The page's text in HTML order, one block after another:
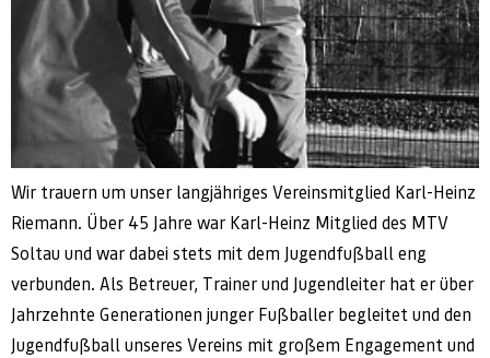
Wir trauern um unser langjähriges Vereinsmitglied Karl-Heinz
Riemann. Über 45 Jahre war Karl-Heinz Mitglied des MTV
Soltau und war dabei stets mit dem Jugendfußball eng
verbunden. Als Betreuer, Trainer und Jugendleiter hat er über
Jahrzehnte Generationen junger Fußballer begleitet und den
Jugendfußball unseres Vereins mit großem Engagement und